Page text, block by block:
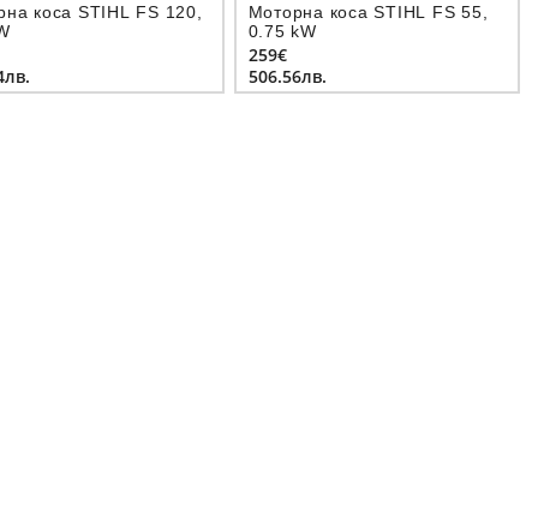
коса STIHL FS 120,
Моторна коса STIHL FS 55,
0.75 kW
259€
506.56лв.